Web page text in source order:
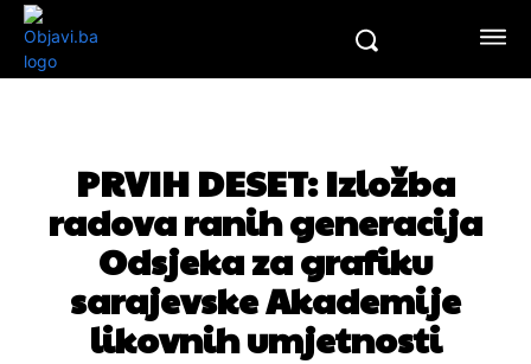
PRVIH DESET: Izložba
radova ranih generacija
Odsjeka za grafiku
sarajevske Akademije
likovnih umjetnosti